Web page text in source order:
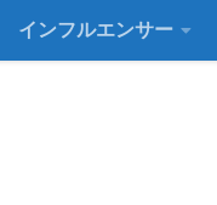
インフルエンサー